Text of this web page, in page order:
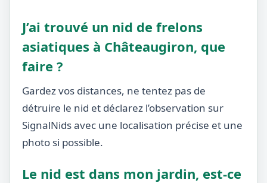
J’ai trouvé un nid de frelons
asiatiques à Châteaugiron, que
faire ?
Gardez vos distances, ne tentez pas de
détruire le nid et déclarez l’observation sur
SignalNids avec une localisation précise et une
photo si possible.
Le nid est dans mon jardin, est-ce